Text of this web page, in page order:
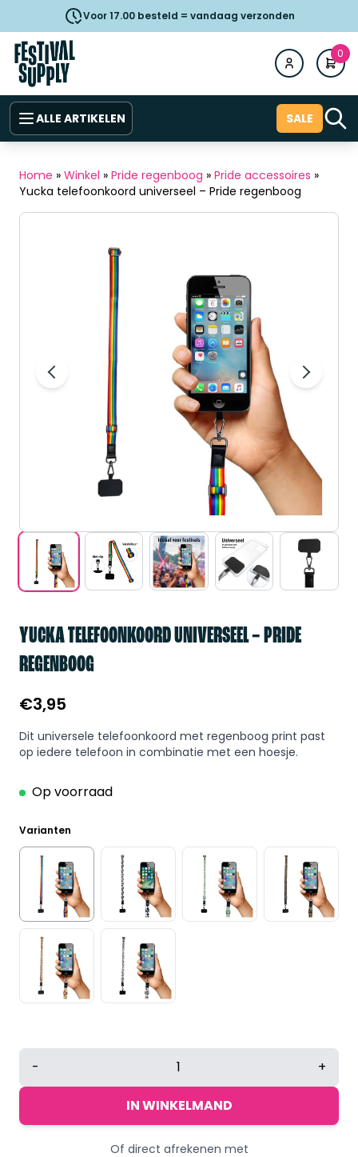
Voor 17.00 besteld = vandaag verzonden
0
ALLE ARTIKELEN SALE
Home » Winkel » Pride regenboog » Pride accessoires »
Yucka telefoonkoord universeel – Pride regenboog
YUCKA TELEFOONKOORD UNIVERSEEL – PRIDE
REGENBOOG
€3,95
Dit universele telefoonkoord met regenboog print past
op iedere telefoon in combinatie met een hoesje.
Op voorraad
Varianten
Yucka
universeel
- +
IN WINKELMAND
Of direct afrekenen met